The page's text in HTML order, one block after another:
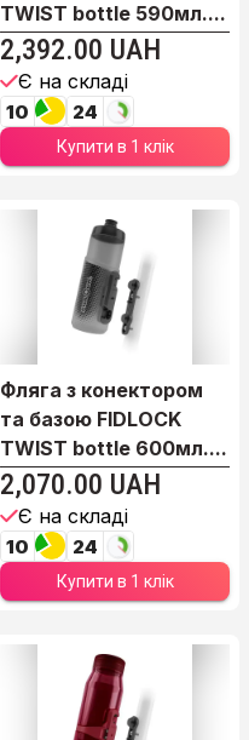
TWIST bottle 590мл....
2,392.00 UAH
Є на складі
10 24
Купити в 1 клік
Фляга з конектором
та базою FIDLOCK
TWIST bottle 600мл....
2,070.00 UAH
Є на складі
10 24
Купити в 1 клік